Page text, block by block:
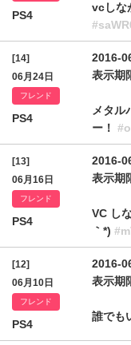
PS4
vcしな
[14]
06月24日
フレンド
PS4
2016-
表示期
メタル
ー！
[13]
06月16日
フレンド
PS4
2016-
表示期
VC し
｀*)
[12]
06月10日
フレンド
PS4
2016-
表示期
誰でも